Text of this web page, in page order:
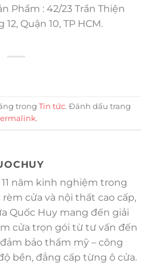
Phẩm : 42/23 Trần Thiện
Quận 10, TP HCM.
trong Tin tức. Đánh dấu trang
.
năm kinh nghiệm trong
cửa và nội thất cao cấp,
Quốc Huy mang đến giải
cửa trọn gói từ tư vấn đến
bảo thẩm mỹ – công
bền, đẳng cấp từng ô cửa.